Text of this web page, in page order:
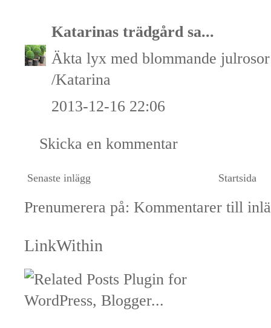
Katarinas trädgård sa...
Äkta lyx med blommande
/Katarina
2013-12-16 22:06
Skicka en kommentar
Senaste inlägg Startsida
Prenumerera på: Kommentarer till
LinkWithin